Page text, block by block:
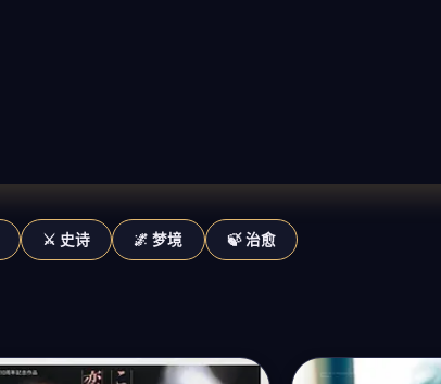
⚔️ 史诗 🌌 梦境 🍃 治愈